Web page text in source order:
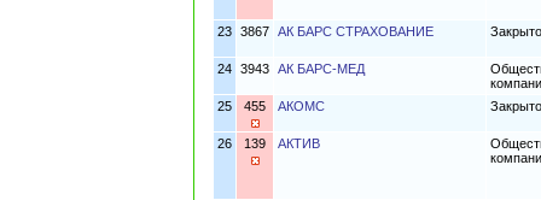
23 3867 АК БАРС СТРАХОВАНИЕ
24 3943 АК БАРС-МЕД
25
455 АКОМС
26 139 АКТИВ